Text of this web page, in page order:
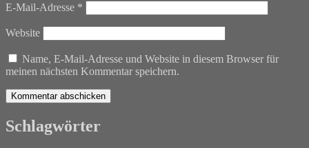
E-Mail-Adresse *
Website
Name, E-Mail-Adresse und Website in diesem Browser für
meinen nächsten Kommentar speichern.
Schlagwörter